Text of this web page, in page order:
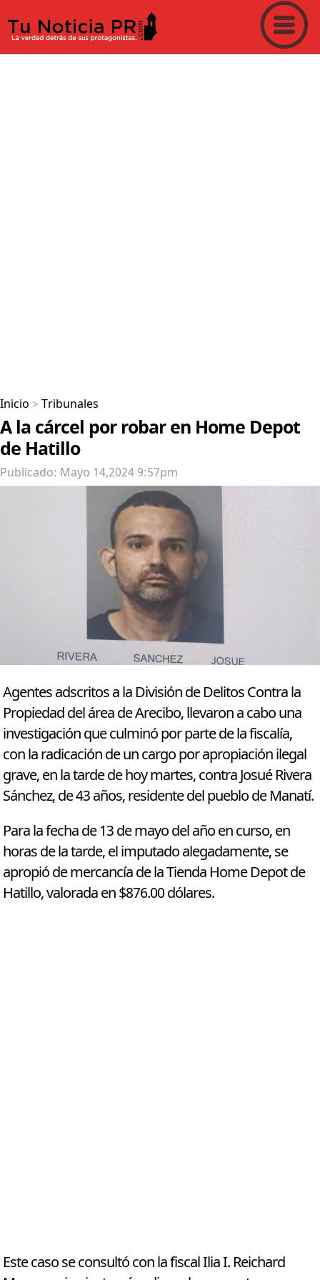
Inicio > Tribunales
A la cárcel por robar en Home Depot
de Hatillo
Publicado: Mayo 14,2024 9:57pm
Agentes adscritos a la División de Delitos Contra la
Propiedad del área de Arecibo, llevaron a cabo una
investigación que culminó por parte de la fiscalía,
con la radicación de un cargo por apropiación ilegal
grave, en la tarde de hoy martes, contra Josué Rivera
Sánchez, de 43 años, residente del pueblo de Manatí.
Para la fecha de 13 de mayo del año en curso, en
horas de la tarde, el imputado alegadamente, se
apropió de mercancía de la Tienda Home Depot de
Hatillo, valorada en $876.00 dólares.
Este caso se consultó con la fiscal Ilia I. Reichard